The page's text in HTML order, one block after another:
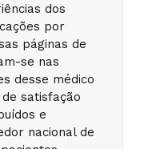
dos
por
páginas de
se nas
desse médico
satisfação
e
nacional de